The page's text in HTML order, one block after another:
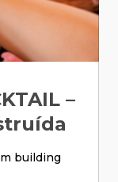
–
building